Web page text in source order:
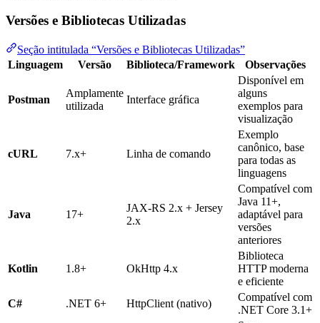
Versões e Bibliotecas Utilizadas
Seção intitulada “Versões e Bibliotecas Utilizadas”
Linguagem
Versão Biblioteca/Framework Observações
Postman
Amplamente
utilizada
Interface gráfica
Disponível em
alguns
exemplos para
visualização
cURL 7.x+ Linha de comando
Exemplo
canônico, base
para todas as
linguagens
Java 17+
JAX-RS 2.x + Jersey
2.x
Compatível com
Java 11+,
adaptável para
versões
anteriores
Kotlin 1.8+ OkHttp 4.x
Biblioteca
HTTP moderna
e eficiente
C#
.NET 6+ HttpClient (nativo)
Compatível com
.NET Core 3.1+